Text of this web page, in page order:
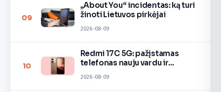
09
„About You“ incidentas: ką turi
žinoti Lietuvos pirkėjai
2026-08-09
10
Redmi 17C 5G: pažįstamas
telefonas nauju vardu ir
2026-08-09